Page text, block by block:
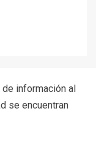
información al
se encuentran